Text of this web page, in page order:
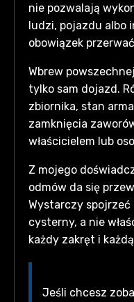
nie pozwalają
ludzi, pojazdu albo
obowiązek
Wbrew
tylko sam dojazd.
zbiornika, stan
zamknięcia
właścicielem lub
Z mojego
odmów da się
Wystarczy spojrzeć
cysterny, a nie
każdy zakręt i
Jeśli chcesz